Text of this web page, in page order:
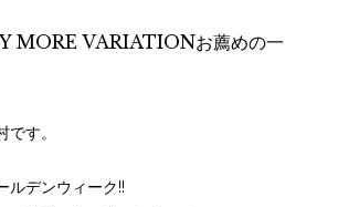
MORE VARIATIONお薦めの一
です。
ルデンウィーク!!